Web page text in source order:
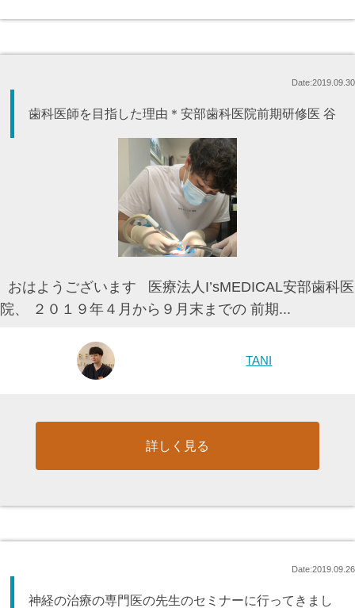
Date:2019.09.30
歯科医師を目指した理由＊安部歯科医院前期研修医 谷
おはようございます 医療法人I’sMEDICAL安部歯科医
院、 ２０１９年４月から９月末までの 前期...
TANI
詳しく見る
Date:2019.09.26
神経の治療の専門医の先生のセミナーに行ってきまし